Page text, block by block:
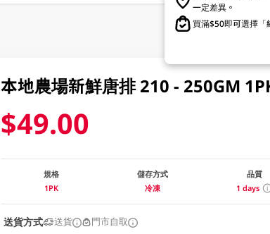
一定差異。
買滿$50即可選擇「
本地農場新鮮唐排 210 - 250GM
$49.00
規格
1PK
儲存方式
冷凍
品質
1 days
送貨方式 送貨 門市自取